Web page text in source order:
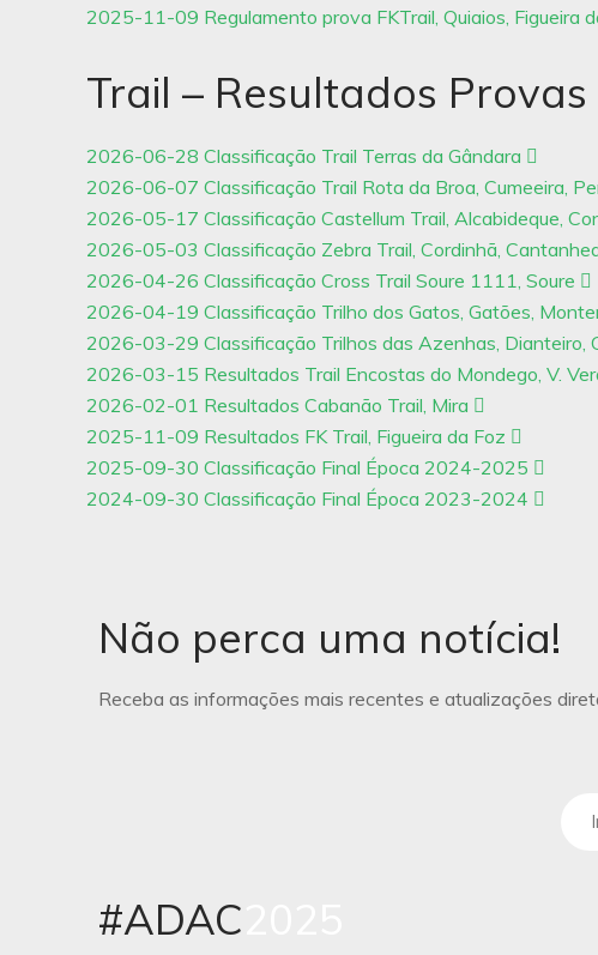
2025-11-09 Regulamento prova FKTrail, Quiaios, Figueira
Trail – Resultados Provas
2026-06-28 Classificação Trail Terras da Gândara
2026-06-07 Classificação Trail Rota da Broa, Cumeeira,
2026-05-17 Classificação Castellum Trail, Alcabideque,
2026-05-03 Classificação Zebra Trail, Cordinhã,
2026-04-26 Classificação Cross Trail Soure 1111, Soure
2026-04-19 Classificação Trilho dos Gatos, Gatões,
2026-03-29 Classificação Trilhos das Azenhas, Dianteiro,
2026-03-15 Resultados Trail Encostas do Mondego, V.
2026-02-01 Resultados Cabanão Trail, Mira
2025-11-09 Resultados FK Trail, Figueira da Foz
2025-09-30 Classificação Final Época 2024-2025
2024-09-30 Classificação Final Época 2023-2024
Não perca uma notícia!
Receba as informações mais recentes e atualizações
#ADAC